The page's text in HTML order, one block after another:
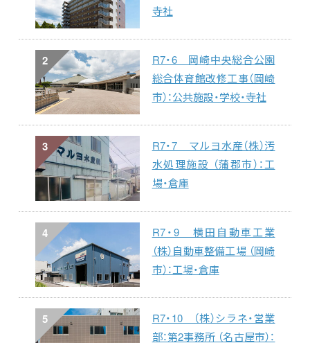
寺社
2
R7・6 岡崎中央総合公園
総合体育館改修工事（岡崎
市）：公共施設・学校・寺社
3
R7・7 マルヨ水産（株）汚
水処理施設 （蒲郡市）：工
場・倉庫
4
R7・9 横田自動車工業
（株）自動車整備工場 （岡崎
市）：工場・倉庫
5
R7・10 （株）シラネ・営業
部：第2事務所 （名古屋市）：